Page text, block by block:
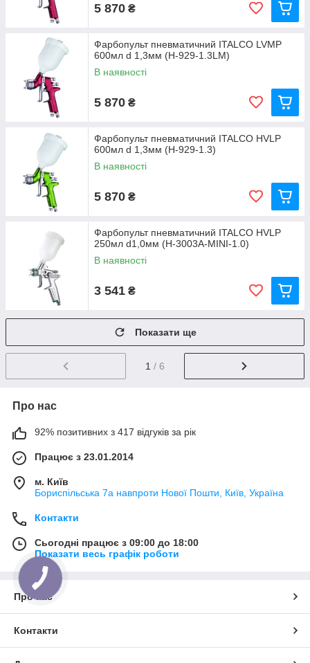
5 870 ₴
Фарбопульт пневматичний ITALCO LVMP
600мл d 1,3мм (H-929-1.3LM)
В наявності
5 870 ₴
Фарбопульт пневматичний ITALCO HVLP
600мл d 1,3мм (H-929-1.3)
В наявності
5 870 ₴
Фарбопульт пневматичний ITALCO HVLP
250мл d1,0мм (H-3003A-MINI-1.0)
В наявності
3 541 ₴
Показати ще
1 / 6
Про нас
92% позитивних з 417 відгуків за рік
Працює з 23.01.2014
м. Київ
Бориспільська 7а навпроти Нової Пошти, Київ, Україна
Контакти
Сьогодні працює з 09:00 до 18:00
Показати весь графік роботи
Про нас
Контакти